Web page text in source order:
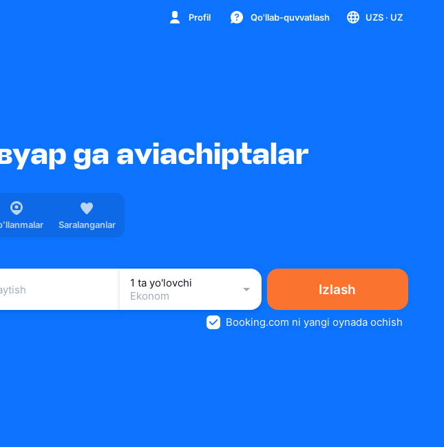
Profil Qo'llab-quvvatlash UZS · UZ
ga aviachiptalar
Saralanganlar
1 ta yo'lovchi
Ekonom
Izlash
Booking.com ni yangi oynada ochish